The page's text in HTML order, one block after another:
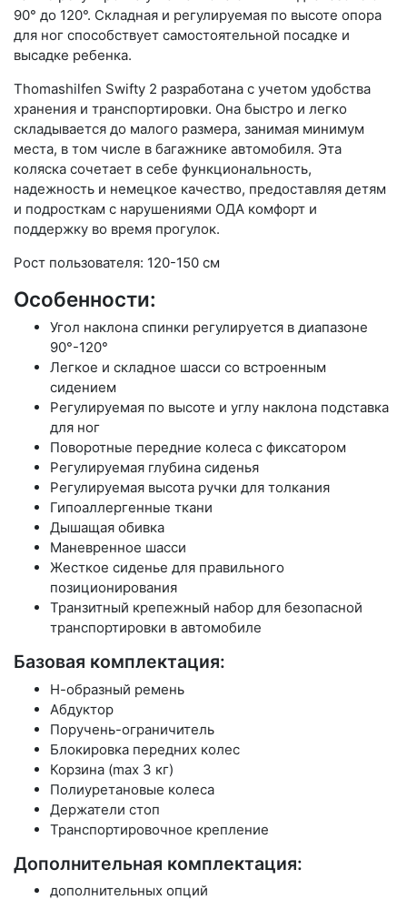
90° до 120°. Складная и регулируемая по высоте опора
для ног способствует самостоятельной посадке и
высадке ребенка.
Thomashilfen Swifty 2 разработана с учетом удобства
хранения и транспортировки. Она быстро и легко
складывается до малого размера, занимая минимум
места, в том числе в багажнике автомобиля. Эта
коляска сочетает в себе функциональность,
надежность и немецкое качество, предоставляя детям
и подросткам с нарушениями ОДА комфорт и
поддержку во время прогулок.
Рост пользователя: 120-150 см
Особенности:
Угол наклона спинки регулируется в диапазоне
90°-120°
Легкое и складное шасси со встроенным
сидением
Регулируемая по высоте и углу наклона подставка
для ног
Поворотные передние колеса с фиксатором
Регулируемая глубина сиденья
Регулируемая высота ручки для толкания
Гипоаллергенные ткани
Дышащая обивка
Маневренное шасси
Жесткое сиденье для правильного
позиционирования
Транзитный крепежный набор для безопасной
транспортировки в автомобиле
Базовая комплектация:
Н-образный ремень
Абдуктор
Поручень-ограничитель
Блокировка передних колес
Корзина (max 3 кг)
Полиуретановые колеса
Держатели стоп
Транспортировочное крепление
Дополнительная комплектация:
дополнительных опций